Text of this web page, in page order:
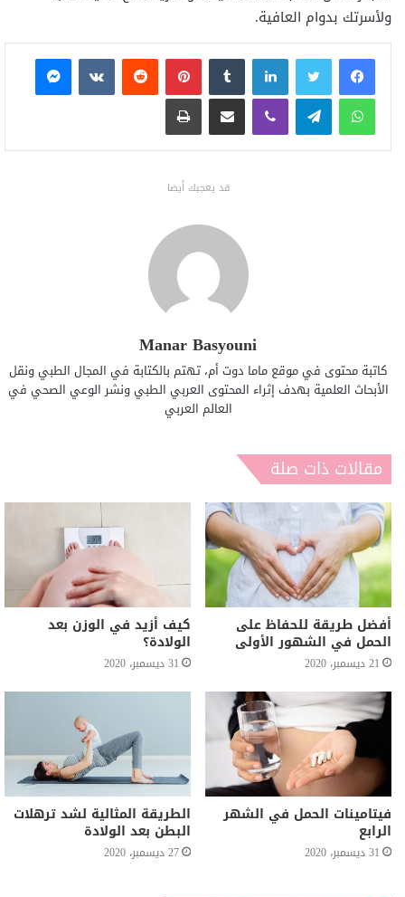
ولأسرتك بدوام العافية.
فيسبوكتويتر لينكدإن بينتيريست
ماسنجر
واتساب تيلقرام ڤايبر مشاركة عبر البريد طباعة
قد يعجبك أيضا
Manar Basyouni
كاتبة محتوى في موقع ماما دوت أم، تهتم بالكتابة في المجال الطبي ونقل
الأبحاث العلمية بهدف إثراء المحتوى العربي الطبي ونشر الوعي الصحي في
العالم العربي
مقالات ذات صلة
أفضل طريقة للحفاظ على
الحمل في الشهور الأولى
21 ديسمبر، 2020
كيف أزيد في الوزن بعد
الولادة؟
31 ديسمبر، 2020
فيتامينات الحمل في الشهر
الرابع
31 ديسمبر، 2020
الطريقة المثالية لشد ترهلات
البطن بعد الولادة
27 ديسمبر، 2020